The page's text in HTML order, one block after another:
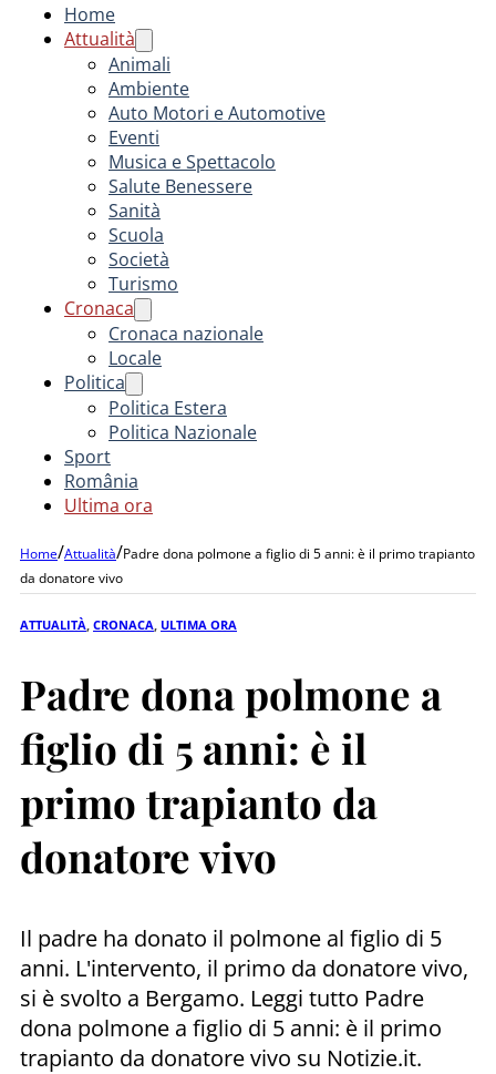
Home
Attualità
Animali
Ambiente
Auto Motori e Automotive
Eventi
Musica e Spettacolo
Salute Benessere
Sanità
Scuola
Società
Turismo
Cronaca
Cronaca nazionale
Locale
Politica
Politica Estera
Politica Nazionale
Sport
România
Ultima ora
Home/Attualità/Padre dona polmone a figlio di 5 anni: è il primo trapianto
da donatore vivo
ATTUALITÀ CRONACA ULTIMA ORA
Padre dona polmone a
figlio di 5 anni: è il
primo trapianto da
donatore vivo
Il padre ha donato il polmone al figlio di 5
anni. L'intervento, il primo da donatore vivo,
si è svolto a Bergamo. Leggi tutto Padre
dona polmone a figlio di 5 anni: è il primo
trapianto da donatore vivo su Notizie.it.